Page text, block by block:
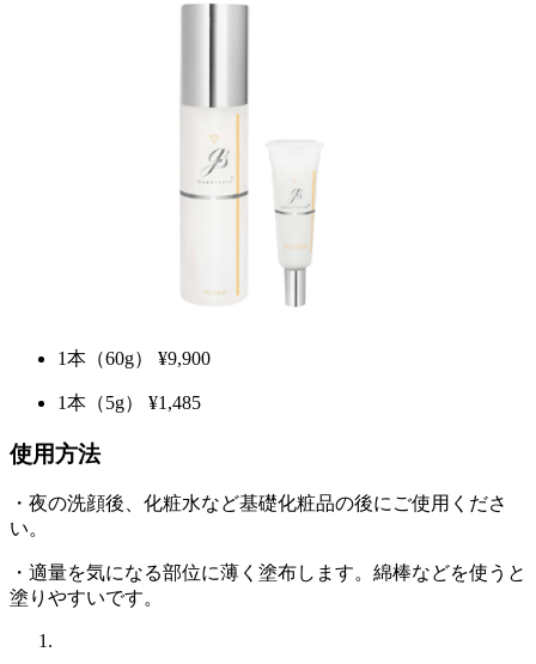
1本（60g） ¥9,900
1本（5g） ¥1,485
使用方法
・夜の洗顔後、化粧水など基礎化粧品の後にご使用くださ
い。
・適量を気になる部位に薄く塗布します。綿棒などを使うと
塗りやすいです。